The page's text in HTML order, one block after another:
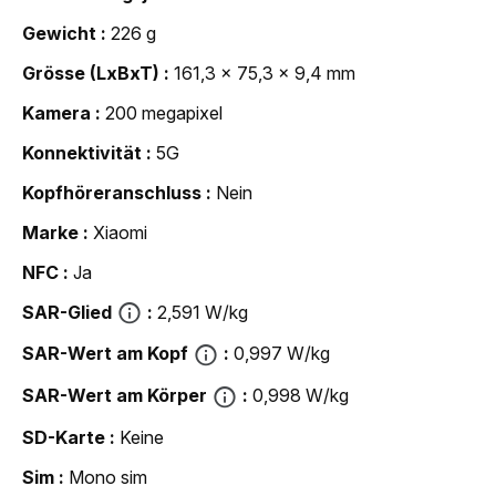
Gewicht
226 g
Grösse (LxBxT)
161,3 x 75,3 x 9,4 mm
Kamera
200 megapixel
Konnektivität
5G
Kopfhöreranschluss
Nein
Marke
Xiaomi
NFC
Ja
SAR-Glied
2,591 W/kg
SAR-Wert am Kopf
0,997 W/kg
SAR-Wert am Körper
0,998 W/kg
SD-Karte
Keine
Sim
Mono sim